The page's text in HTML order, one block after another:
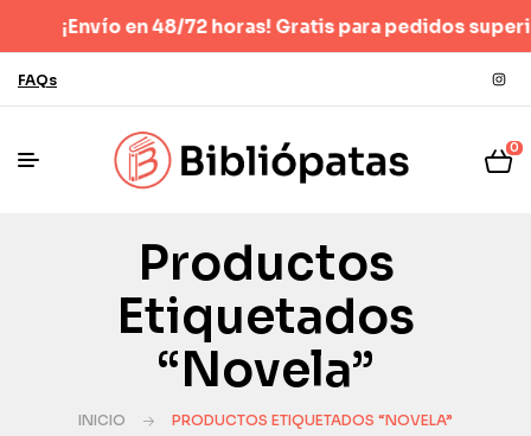
Gratis para pedidos superiores a 40 €(Sólo España
FAQs
0
Productos
Etiquetados
“Novela”
INICIO PRODUCTOS ETIQUETADOS “NOVELA”